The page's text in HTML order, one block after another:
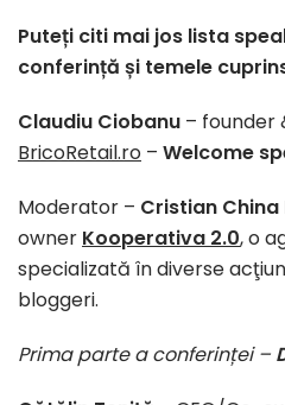
Puteți citi mai jos lista
conferință și temele
Claudiu Ciobanu – founder
BricoRetail.ro – Welcome
Moderator – Cristian China
owner Kooperativa 2.0, o
specializată în diverse
bloggeri.
Prima parte a conferinței –